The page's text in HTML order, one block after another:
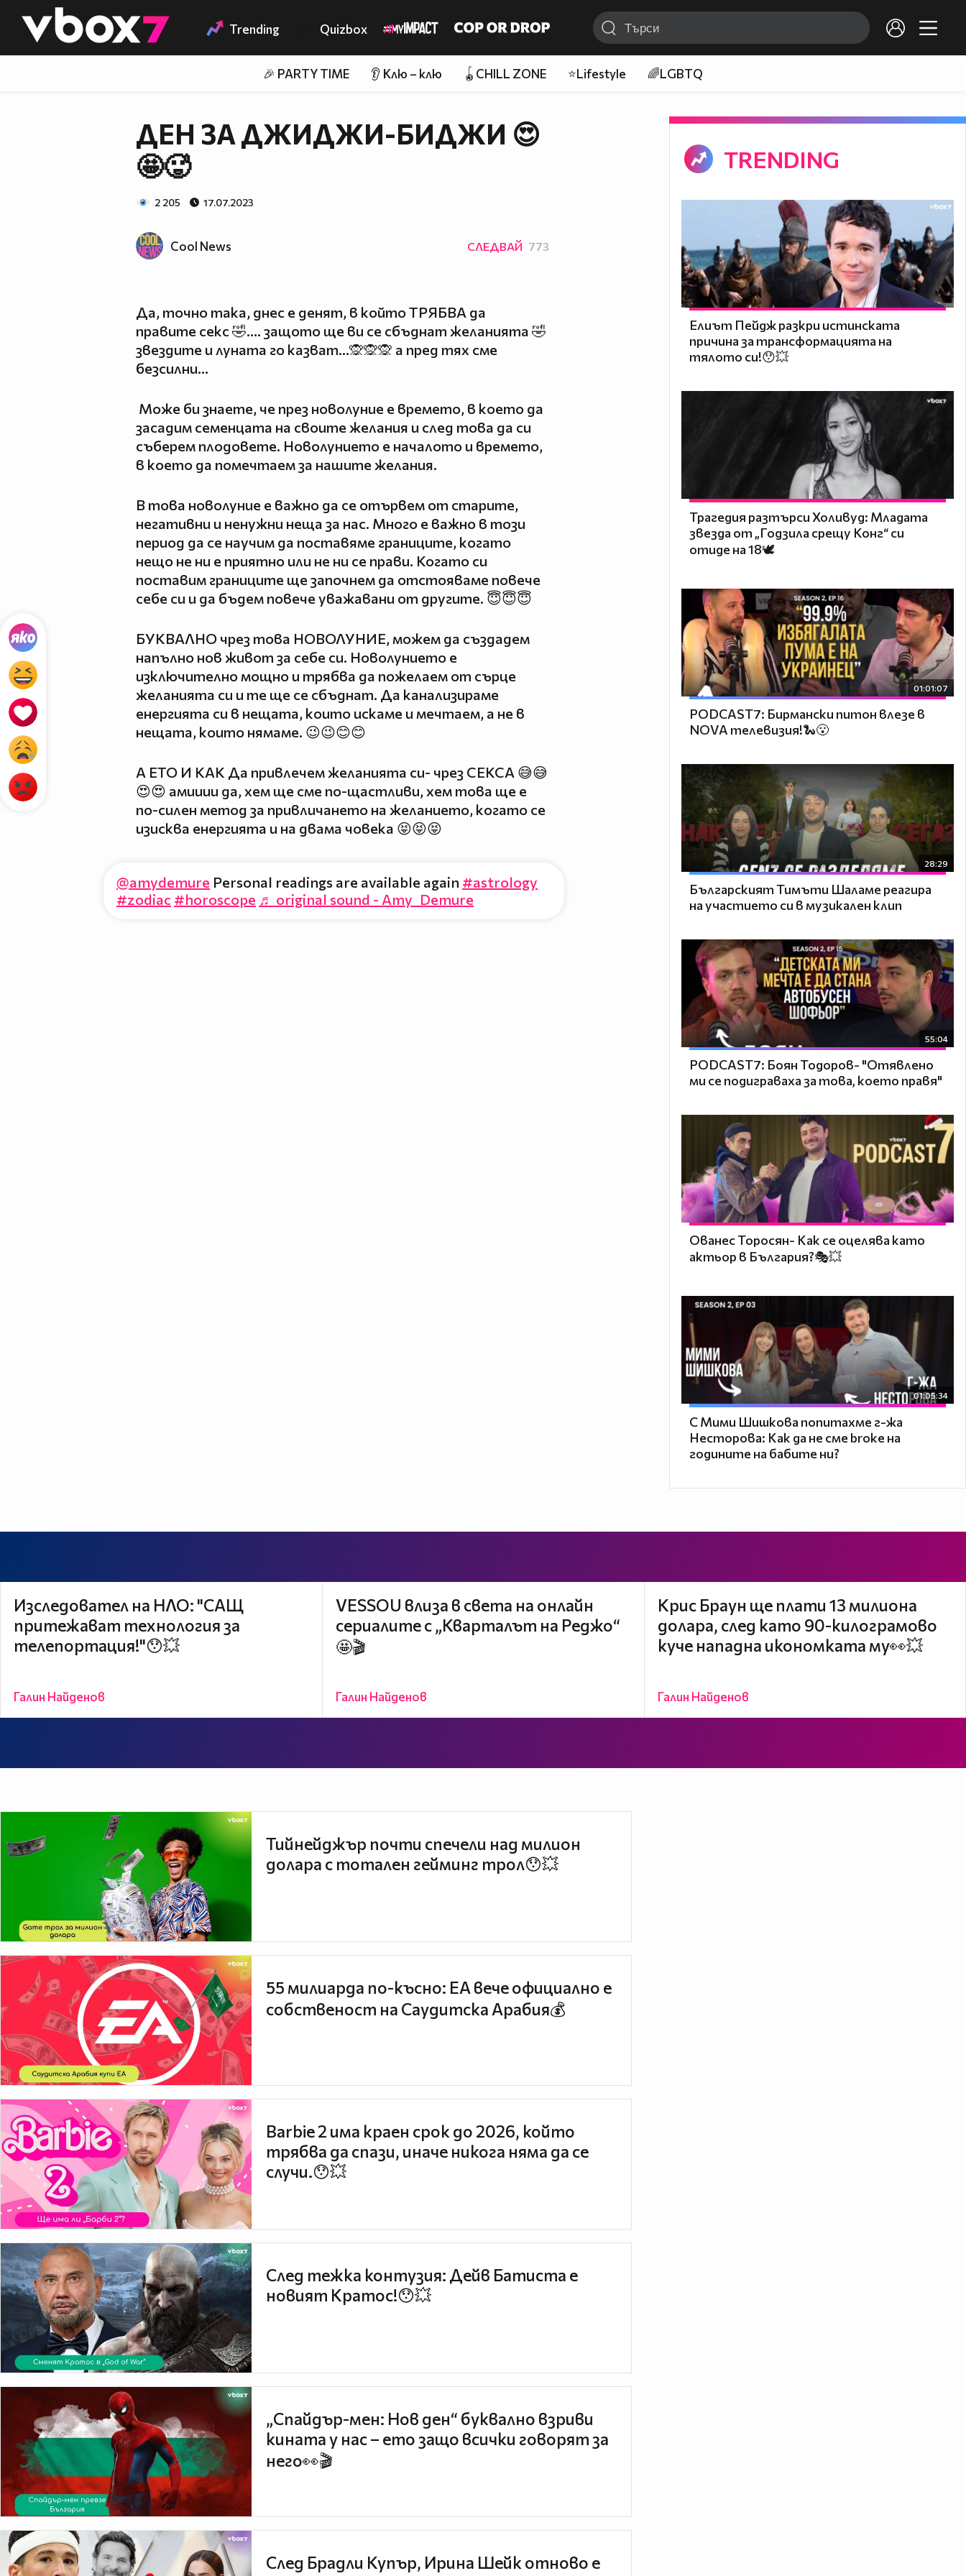
👾 Trending Quizbox
🎉 PARTY TIME 👂 Клю – клю 🪀CHILL ZONE ⭐Lifestyle 🌈LGBTQ
ДЕН ЗА ДЖИДЖИ-БИДЖИ 😍
🤩🥵
2 205 17.07.2023
Cool News СЛЕДВАЙ 773
Да, точно така, днес е денят, в който ТРЯБВА да
правите секс 🤣.... защото ще ви се сбъднат желанията 🤣
звездите и луната го казват...🙊🙊🙊 а пред тях сме
безсилни...
Може би знаете, че през новолуние е времето, в което да
засадим семенцата на своите желания и след това да си
съберем плодовете. Новолунието е началото и времето,
в което да помечтаем за нашите желания.
В това новолуние е важно да се отървем от старите,
негативни и ненужни неща за нас. Много е важно в този
период да се научим да поставяме границите, когато
нещо не ни е приятно или не ни се прави. Когато си
поставим границите ще започнем да отстояваме повече
себе си и да бъдем повече уважавани от другите. 😇😇😇
БУКВАЛНО чрез това НОВОЛУНИЕ, можем да създадем
напълно нов живот за себе си. Новолунието е
изключително мощно и трябва да пожелаем от сърце
желанията си и те ще се сбъднат. Да канализираме
енергията си в нещата, които искаме и мечтаем, а не в
нещата, които нямаме. 😉😉😊😊
А ЕТО И КАК Да привлечем желанията си- чрез СЕКСА 😅😅
😍😍 амииии да, хем ще сме по-щастливи, хем това ще е
по-силен метод за привличането на желанието, когато се
изисква енергията и на двама човека 😝😝😝
@amydemure Personal readings are available again #astrology
#zodiac #horoscope ♬ original sound - Amy Demure
Изследовател на НЛО: "САЩ
притежават технология за
телепортация!"😯💥
Галин Найденов
VESSOU влиза в света на онлайн
сериалите с „Кварталът на Реджо“
🤩🎬
Галин Найденов
Крис Браун ще плати 13 милиона
долара, след като 90-килограмово
куче нападна икономката му👀💥
Галин Найденов
TRENDING
Елиът Пейдж разкри истинската
причина за трансформацията на
тялото си!😯💥
Трагедия разтърси Холивуд: Младата
звезда от „Годзила срещу Конг“ си
отиде на 18🕊️
01:01:07
PODCAST7: Бирмански питон влезе в
NOVA телевизия!🐍😮
28:29
Българският Тимъти Шаламе реагира
на участието си в музикален клип
55:04
PODCAST7: ‪Боян Тодоров- "Отявлено
ми се подиграваха за това, което правя"
Ованес Торосян- Как се оцелява като
актьор в България?🎭💥
01:05:34
С Мими Шишкова попитахме г-жа
Несторова: Как да не сме broke на
годините на бабите ни?
Тийнейджър почти спечели над милион
долара с тотален гейминг трол😯💥
55 милиарда по-късно: EA вече официално е
собственост на Саудитска Арабия💰
Barbie 2 има краен срок до 2026, който
трябва да спази, иначе никога няма да се
случи.😯💥
След тежка контузия: Дейв Батиста е
новият Кратос!😯💥
„Спайдър-мен: Нов ден“ буквално взриви
кината у нас – ето защо всички говорят за
него👀🎬
След Брадли Купър, Ирина Шейк отново е